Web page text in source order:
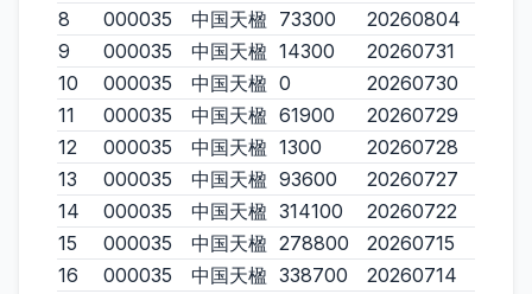
8
000035 中国天楹 73300
20260804
9
000035 中国天楹 14300
20260731
10
000035 中国天楹 0
20260730
11
000035 中国天楹 61900
20260729
12
000035 中国天楹 1300
20260728
13
000035 中国天楹 93600
20260727
14
000035 中国天楹 314100
20260722
15
000035 中国天楹 278800
20260715
16
000035 中国天楹 338700
20260714